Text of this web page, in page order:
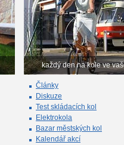
každý den na kole ve
Články
Diskuze
Test skládacích kol
Elektrokola
Bazar městských kol
Kalendář akcí